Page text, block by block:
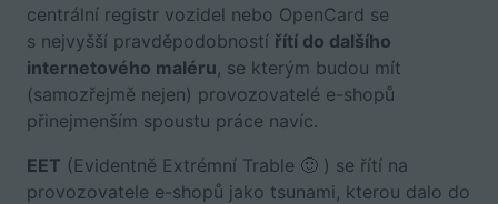
centrální registr vozidel nebo OpenCard se
s nejvyšší pravděpodobností řítí do dalšího
internetového maléru, se kterým budou mít
(samozřejmě nejen) provozovatelé e-shopů
přinejmenším spoustu práce navíc.
EET (Evidentně Extrémní Trable 🙂 ) se řítí na
provozovatele e-shopů jako tsunami, kterou dalo do